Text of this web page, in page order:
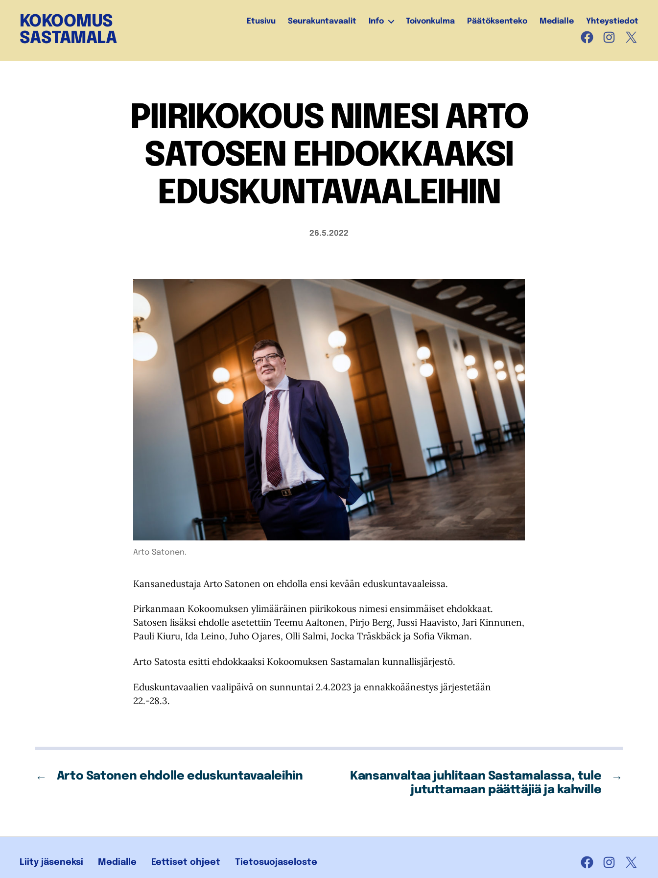
KOKOOMUS
SASTAMALA
Etusivu Seurakuntavaalit Info Toivonkulma Päätöksenteko Medialle Yhteystiedot
FacebookInstagram
X
PIIRIKOKOUS NIMESI ARTO
SATOSEN EHDOKKAAKSI
EDUSKUNTAVAALEIHIN
26.5.2022
Arto Satonen.
Kansanedustaja Arto Satonen on ehdolla ensi kevään eduskuntavaaleissa.
Pirkanmaan Kokoomuksen ylimääräinen piirikokous nimesi ensimmäiset ehdokkaat.
Satosen lisäksi ehdolle asetettiin Teemu Aaltonen, Pirjo Berg, Jussi Haavisto, Jari Kinnunen,
Pauli Kiuru, Ida Leino, Juho Ojares, Olli Salmi, Jocka Träskbäck ja Sofia Vikman.
Arto Satosta esitti ehdokkaaksi Kokoomuksen Sastamalan kunnallisjärjestö.
Eduskuntavaalien vaalipäivä on sunnuntai 2.4.2023 ja ennakkoäänestys järjestetään
22.-28.3.
← Arto Satonen ehdolle eduskuntavaaleihin →
Kansanvaltaa juhlitaan Sastamalassa, tule
jututtamaan päättäjiä ja kahville
Liity jäseneksi Medialle Eettiset ohjeet Tietosuojaseloste
FacebookInstagram
X